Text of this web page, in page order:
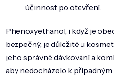
účinnost po otevření.
Phenoxyethanol, i když je
bezpečný, je důležité u
jeho správné dávkování a
aby nedocházelo k